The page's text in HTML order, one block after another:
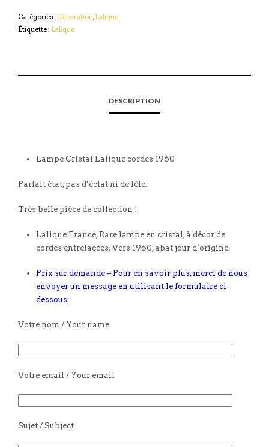
Catégories : Décoration,Lalique
Étiquette : Lalique
DESCRIPTION
Lampe Cristal Lalique cordes 1960
Parfait état, pas d’éclat ni de fêle.
Très belle pièce de collection !
Lalique France, Rare lampe en cristal, à décor de
cordes entrelacées. Vers 1960, abat jour d’origine.
Prix sur demande – Pour en savoir plus, merci de nous
envoyer un message en utilisant le formulaire ci-
dessous:
Votre nom / Your name
Votre email / Your email
Sujet / Subject